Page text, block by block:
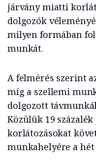
járvány miatti
dolgozók
milyen formában
munkát.
A felmérés szerint
míg a szellemi
dolgozott
Közülük 19
korlátozásokat
munkahelyére a